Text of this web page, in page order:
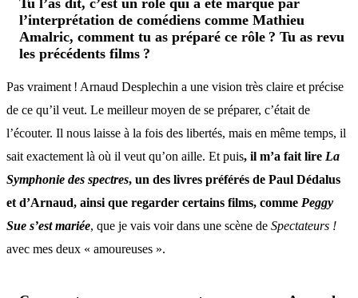
l’interprétation de comédiens comme Mathieu
Amalric, comment tu as préparé ce rôle ? Tu as revu
les précédents films ?
Pas vraiment ! Arnaud Desplechin a une vision très claire et précise
de ce qu’il veut. Le meilleur moyen de se préparer, c’était de
l’écouter. Il nous laisse à la fois des libertés, mais en même temps, il
sait exactement là où il veut qu’on aille. Et puis, il m’a fait lire La
Symphonie des spectres, un des livres préférés de Paul Dédalus
et d’Arnaud, ainsi que regarder certains films, comme Peggy
Sue s’est mariée, que je vais voir dans une scène de Spectateurs !
avec mes deux « amoureuses ».